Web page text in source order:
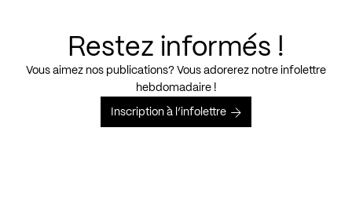
Restez informés !
Vous aimez nos publications? Vous adorerez notre infolettre
hebdomadaire !
Inscription à l’infolettre